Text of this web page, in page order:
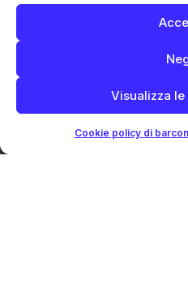
Visualizza
Cookie policy di
Il Battaglione
Gherardo da Camposampiero